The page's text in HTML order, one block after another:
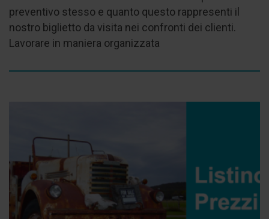
preventivo stesso e quanto questo rappresenti il
nostro biglietto da visita nei confronti dei clienti.
Lavorare in maniera organizzata